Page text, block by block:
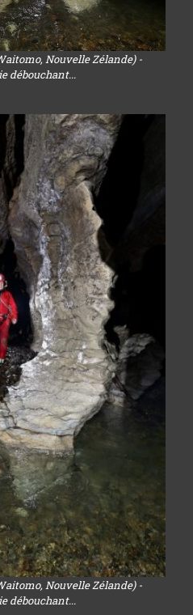
Nouvelle Zélande) -
débouchant...
Nouvelle Zélande) -
débouchant...